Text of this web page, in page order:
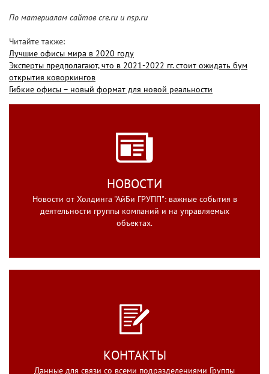
По материалам сайтов cre.ru и nsp.ru
Читайте также:
Лучшие офисы мира в 2020 году
Эксперты предполагают, что в 2021-2022 гг. стоит ожидать бум
открытия коворкингов
Гибкие офисы – новый формат для новой реальности
НОВОСТИ
Новости от Холдинга "АйБи ГРУПП": важные события в
деятельности группы компаний и на управляемых
объектах.
КОНТАКТЫ
Данные для связи со всеми подразделениями Группы